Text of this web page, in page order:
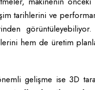
tarihlerini ve
hem de üretim
gelişme ise 3D